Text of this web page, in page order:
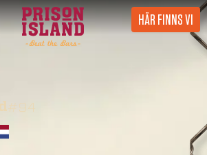
HÄR FINNS VI
#94